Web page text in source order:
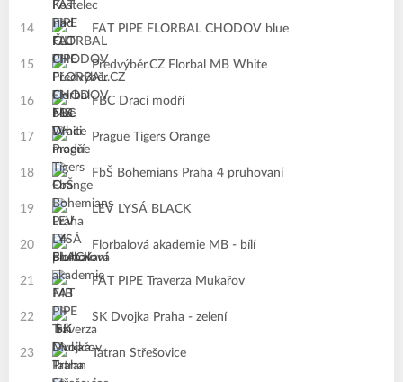
14 FAT PIPE FLORBAL CHODOV blue
15 Předvýběr.CZ Florbal MB White
16 FBC Draci modří
17 Prague Tigers Orange
18 FbŠ Bohemians Praha 4 pruhovaní
19 LEV LYSÁ BLACK
20 Florbalová akademie MB - bílí
21 FAT PIPE Traverza Mukařov
22 SK Dvojka Praha - zelení
23 Tatran Střešovice